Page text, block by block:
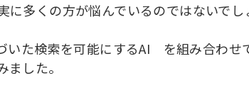
多くの方が悩んでいるのではないでし
た検索を可能にするAI を組み合わせ
した。